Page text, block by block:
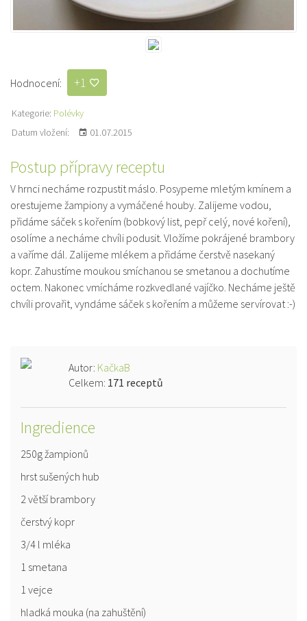
Hodnocení: +1
Kategorie: Polévky
Datum vložení:
01.07.2015
Postup přípravy receptu
V hrnci necháme rozpustit máslo. Posypeme mletým kmínem a
orestujeme žampiony a vymáčené houby. Zalijeme vodou,
přidáme sáček s kořením (bobkový list, pepř celý, nové koření),
osolíme a necháme chvíli podusit. Vložíme pokrájené brambory
a vaříme dál. Zalijeme mlékem a přidáme čerstvě nasekaný
kopr. Zahustíme moukou smíchanou se smetanou a dochutíme
octem. Nakonec vmícháme rozkvedlané vajíčko. Necháme ještě
chvíli provařit, vyndáme sáček s kořením a můžeme servírovat :-)
Autor: KačkaB
Celkem: 171 receptů
Ingredience
250g žampionů
hrst sušených hub
2 větší brambory
čerstvý kopr
3/4 l mléka
1 smetana
1 vejce
hladká mouka (na zahuštění)